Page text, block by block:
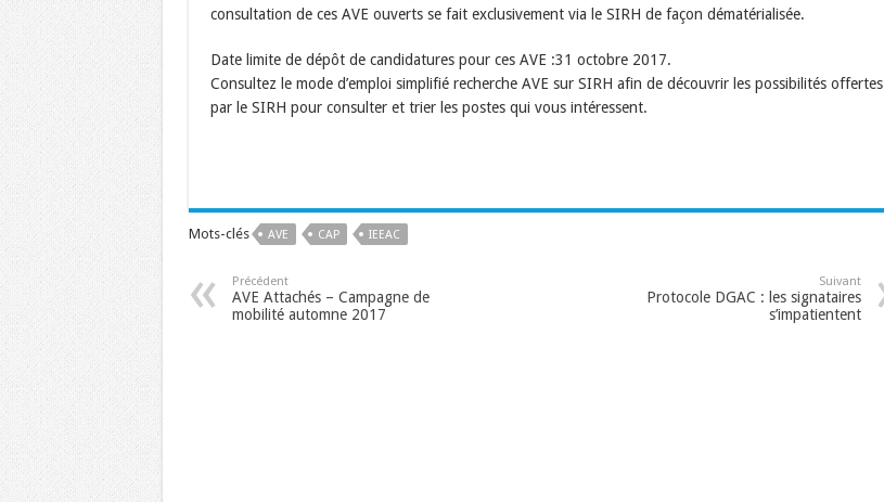
consultation de ces AVE ouverts se fait exclusivement via le SIRH de façon dématérialisée.
Date limite de dépôt de candidatures pour ces AVE :31 octobre 2017.
Consultez le mode d’emploi simplifié recherche AVE sur SIRH afin de découvrir les possibilités offertes
par le SIRH pour consulter et trier les postes qui vous intéressent.
Mots-clés AVE CAP IEEAC
Précédent
AVE Attachés – Campagne de
mobilité automne 2017
Suivant
Protocole DGAC : les signataires
s’impatientent